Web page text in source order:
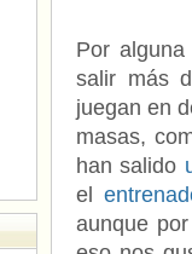
Por
salir más
juegan en
masas,
han salido
el
aunque